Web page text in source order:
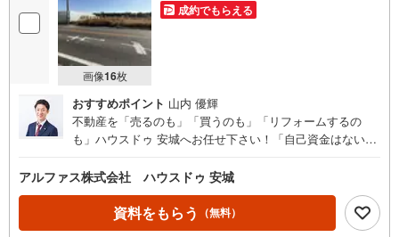
画像16枚
成約でもらえる
おすすめポイント 山内 優輝
不動産を「売るのも」「買うのも」「リフォームするの
も」ハウスドゥ 安城へお任せ下さい！「自己資金はないけ
談ください！物件の内覧以外でも、住宅ローンの相談や、
資金計画、不動産購入に関するお悩みなどもご相談承りま
す。（安城市以外のエリアも対応可能！）お客様の不動産
に関するお悩みごとやお困りごと、物件の内覧以外でも、
アルファス株式会社 ハウスドゥ 安城
資料をもらう （無料）